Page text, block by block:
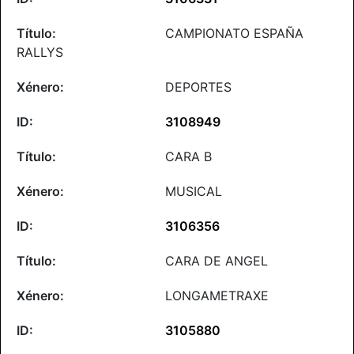
CAMPIONATO ESPAÑA
RALLYS
DEPORTES
3108949
CARA B
MUSICAL
3106356
CARA DE ANGEL
LONGAMETRAXE
3105880